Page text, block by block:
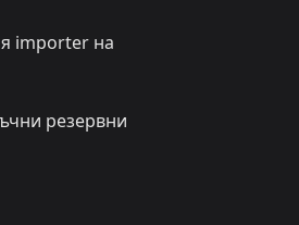
importer на
резервни